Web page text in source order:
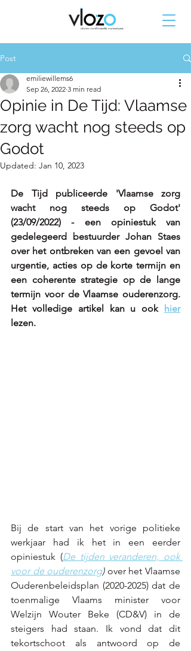
Post
Opinie in De Tijd: Vlaamse
zorg wacht nog steeds op
Godot
emiliewillems6
Sep 26, 2022 3 min read
Updated: Jan 10, 2023
De Tijd publiceerde 'Vlaamse zorg
wacht nog steeds op Godot'
(23/09/2022) - een opiniestuk van
gedelegeerd bestuurder Johan Staes
over het ontbreken van een gevoel van
urgentie, acties op de korte termijn en
een coherente strategie op de lange
termijn voor de Vlaamse ouderenzorg.
Het volledige artikel kan u ook hier
lezen.
Bij de start van het vorige politieke
werkjaar had ik het in een eerder
opiniestuk (De tijden veranderen, ook
voor de ouderenzorg) over het Vlaamse
Ouderenbeleidsplan (2020-2025) dat de
toenmalige Vlaams minister voor
Welzijn Wouter Beke (CD&V) in de
steigers had staan. Ik vond dat dit
tekortschoot als antwoord op de